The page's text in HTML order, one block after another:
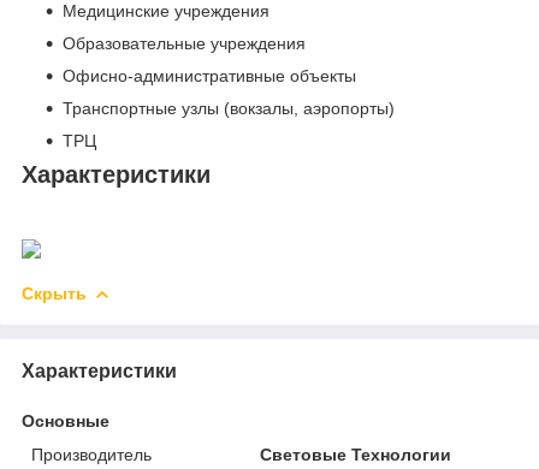
Медицинские учреждения
Образовательные учреждения
Офисно-административные объекты
Транспортные узлы (вокзалы, аэропорты)
ТРЦ
Характеристики
Скрыть
Характеристики
Основные
Производитель
Световые Технологии